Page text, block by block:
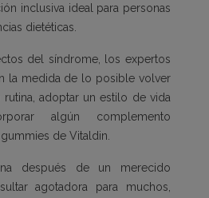
inclusiva ideal para personas
dietéticas.
del síndrome, los expertos
la medida de lo posible volver
adoptar un estilo de vida
algún complemento
de Vitaldin.
después de un merecido
agotadora para muchos,